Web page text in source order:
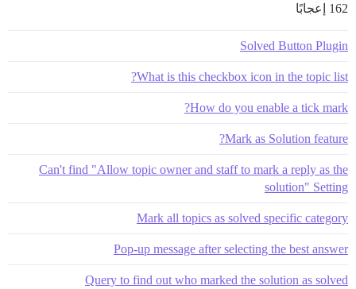
162 إعجابًا
Solved Button Plugin
What is this checkbox icon in the topic list?
How do you enable a tick mark?
Mark as Solution feature?
Can't find "Allow topic owner and staff to mark a reply as the
solution" Setting
Mark all topics as solved specific category
Pop-up message after selecting the best answer
Query to find out who marked the solution as solved